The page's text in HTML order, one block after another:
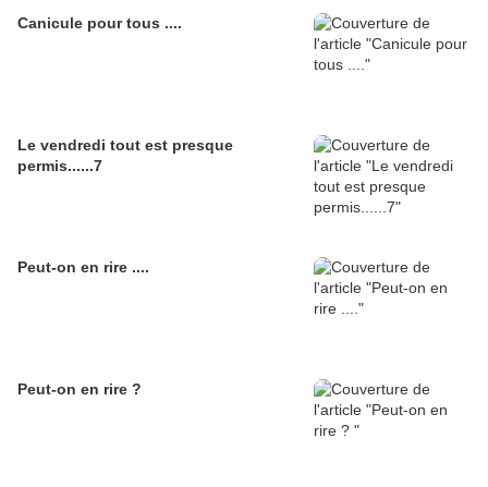
Canicule pour tous ....
Le vendredi tout est presque
permis......7
Peut-on en rire ....
Peut-on en rire ?